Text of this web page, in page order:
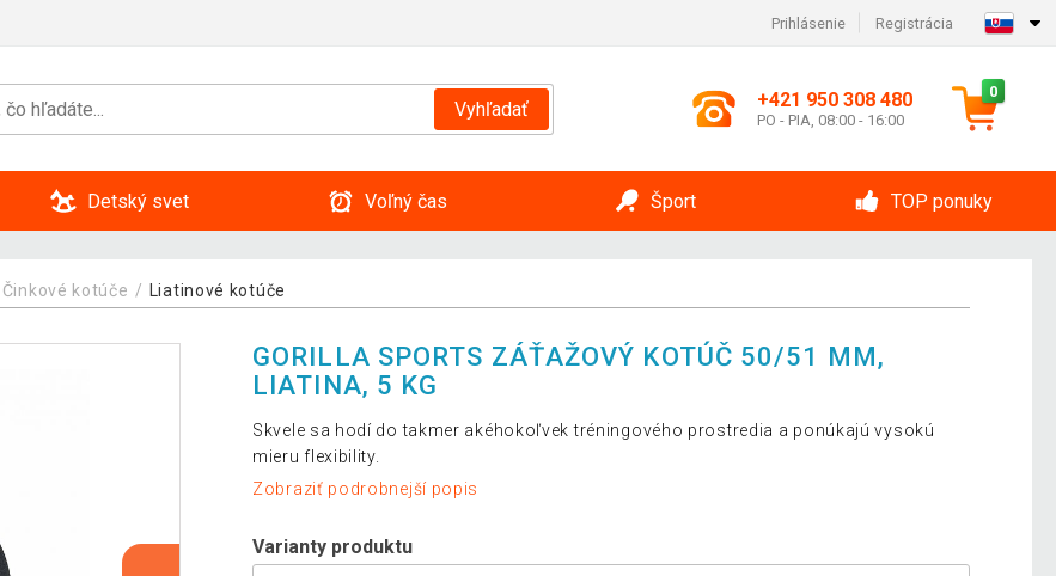
Prihlásenie Registrácia
Vyhľadať +421 950 308 480
PO - PIA, 08:00 - 16:00
0
Detský svet Voľný čas Šport TOP ponuky
Činkové kotúče Liatinové kotúče
GORILLA SPORTS ZÁŤAŽOVÝ KOTÚČ 50/51 MM,
LIATINA, 5 KG
Skvele sa hodí do takmer akéhokoľvek tréningového prostredia a ponúkajú vysokú
mieru flexibility.
Zobraziť podrobnejší popis
Varianty produktu